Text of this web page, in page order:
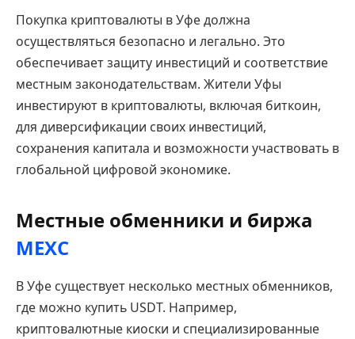
Покупка криптовалюты в Уфе должна
осуществляться безопасно и легально. Это
обеспечивает защиту инвестиций и соответствие
местным законодательствам. Жители Уфы
инвестируют в криптовалюты, включая биткоин,
для диверсификации своих инвестиций,
сохранения капитала и возможности участвовать в
глобальной цифровой экономике.
Местные обменники и биржа
MEXC
В Уфе существует несколько местных обменников,
где можно купить USDT. Например,
криптовалютные киоски и специализированные